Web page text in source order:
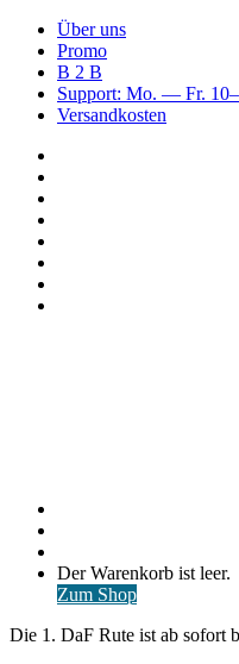
Über uns
Promo
B 2 B
Support: Mo. — Fr.
Versandkosten
Warenkorb
ansehen
Der Warenkorb ist leer.
Zum Shop
Die 1. DaF Rute ist ab sofort